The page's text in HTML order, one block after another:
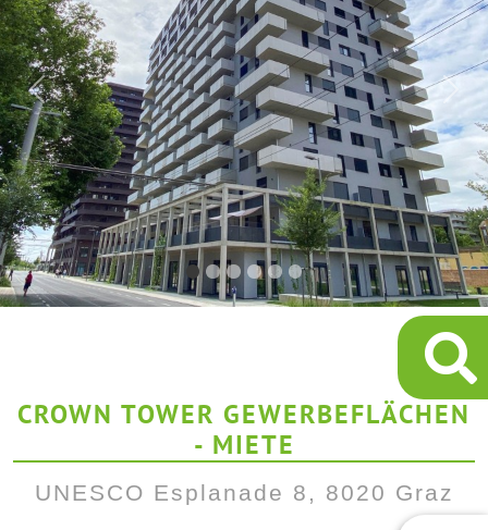
Previous Next
CROWN TOWER GEWERBEFLÄCHEN
- MIETE
UNESCO Esplanade 8, 8020 Graz